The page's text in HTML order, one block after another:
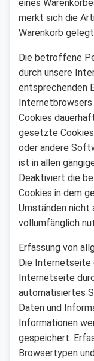
eines
merkt sich die
Warenkorb
Die betroffene
durch unsere
entsprechenden
Internetbrowsers
Cookies
gesetzte
oder andere
ist in allen
Deaktiviert die
Cookies in dem
Umständen nicht
vollumfänglich
Erfassung von
Die
Internetseite
automatisiertes
Daten und
Informationen
gespeichert.
Browsertypen